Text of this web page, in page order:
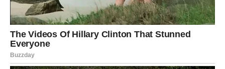
Stručnjaci naglašavaju da je neophodan sveobuhvatan
pristup rešavanju ovih problema. Potrebno je povećati
doprinose za penzije i unaprijediti uslove rada i
osiguranja za radnike. Ova reforma bi mogla doprinijeti
izgradnji pravičnijeg i održivijeg sistema, koji bi